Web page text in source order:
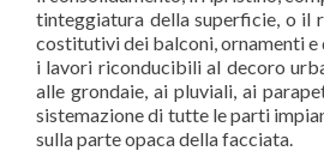
tinteggiatura della superficie, o il
costitutivi dei balconi, ornamenti e
i lavori riconducibili al decoro
alle grondaie, ai pluviali, ai
sistemazione di tutte le parti
sulla parte opaca della facciata.